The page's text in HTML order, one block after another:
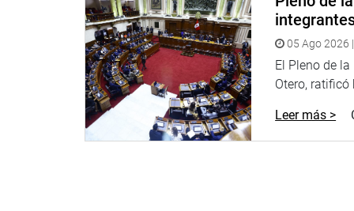
A ellos se les acusa de la presunta infracción
de los delitos de colusión agravada, cohecho
La titular de la SCAC, Lady Camones Soriano
sesión, que es la cuarta de cinco fechas
La congresista Chirinos Venegas, no concurrió
presentarse en la cuarta o la última sesión.
05 Ago 2026
El Pleno de
Otero, ratificó
Leer más >